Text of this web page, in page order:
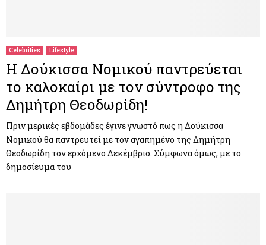
Celebrities Lifestyle
H Δούκισσα Νομικού παντρεύεται
το καλοκαίρι με τον σύντροφο της
Δημήτρη Θεοδωρίδη!
Πριν μερικές εβδομάδες έγινε γνωστό πως η Δούκισσα
Νομικού θα παντρευτεί με τον αγαπημένο της Δημήτρη
Θεοδωρίδη τον ερχόμενο Δεκέμβριο. Σύμφωνα όμως, με το
δημοσίευμα του